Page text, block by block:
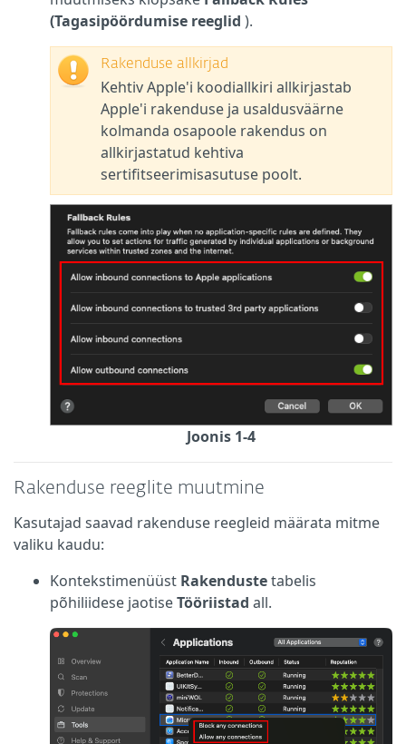
(Tagasipöördumise reeglid ).
Rakenduse allkirjad
Kehtiv Apple'i koodiallkiri allkirjastab
Apple'i rakenduse ja usaldusväärne
kolmanda osapoole rakendus on
allkirjastatud kehtiva
sertifitseerimisasutuse poolt.
Joonis 1-4
Rakenduse reeglite muutmine
Kasutajad saavad rakenduse reegleid määrata mitme
valiku kaudu:
Kontekstimenüüst Rakendustetabelis
põhiliidese jaotiseTööriistad all.